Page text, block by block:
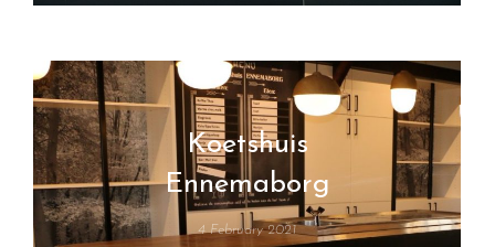
Koetshuis
Ennemaborg
4 February 2021